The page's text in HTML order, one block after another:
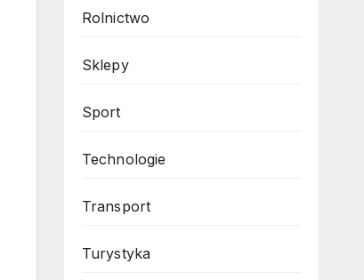
Rolnictwo
Sklepy
Sport
Technologie
Transport
Turystyka